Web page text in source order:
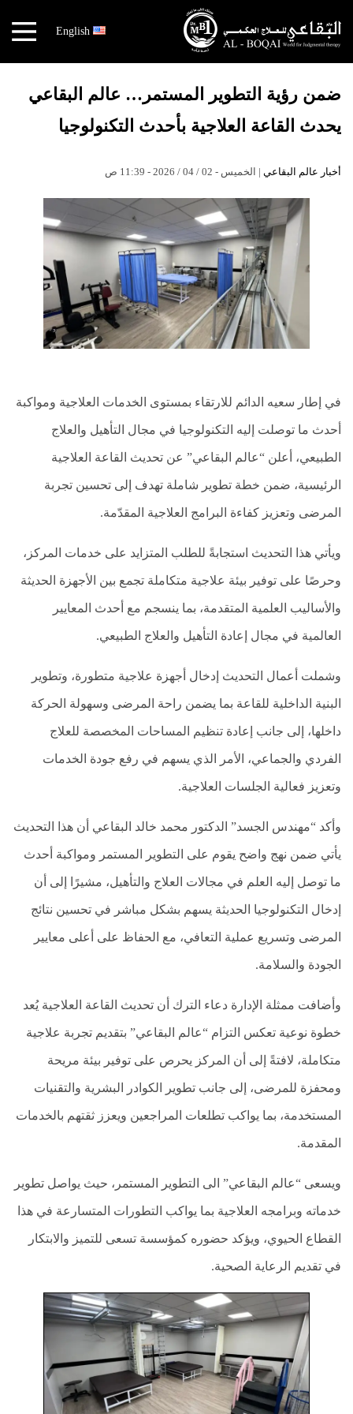
English ×
أخبار
البقاعي
الكتب
هندسة
قصص
نقص
الاكسجين
خلع
الولادة
بكل
أنواعها
تمزق
العضدية
الديسك
الصور
خدماتنا
من
السيرة
الذاتيه
البقاعي
اتصل
بنا
عالم
البقاعي
ضمن رؤية التطوير المستمر… عالم البقاعي
يحدث القاعة العلاجية بأحدث التكنولوجيا
أخبار عالم البقاعي | الخميس - 02 / 04 / 2026 - 11:39 ص
في إطار سعيه الدائم للارتقاء بمستوى الخدمات العلاجية ومواكبة
أحدث ما توصلت إليه التكنولوجيا في مجال التأهيل والعلاج
الطبيعي، أعلن “عالم البقاعي” عن تحديث القاعة العلاجية
الرئيسية، ضمن خطة تطوير شاملة تهدف إلى تحسين تجربة
المرضى وتعزيز كفاءة البرامج العلاجية المقدّمة.
ويأتي هذا التحديث استجابةً للطلب المتزايد على خدمات المركز،
وحرصًا على توفير بيئة علاجية متكاملة تجمع بين الأجهزة الحديثة
والأساليب العلمية المتقدمة، بما ينسجم مع أحدث المعايير
العالمية في مجال إعادة التأهيل والعلاج الطبيعي.
وشملت أعمال التحديث إدخال أجهزة علاجية متطورة، وتطوير
البنية الداخلية للقاعة بما يضمن راحة المرضى وسهولة الحركة
داخلها، إلى جانب إعادة تنظيم المساحات المخصصة للعلاج
الفردي والجماعي، الأمر الذي يسهم في رفع جودة الخدمات
وتعزيز فعالية الجلسات العلاجية.
وأكد “مهندس الجسد” الدكتور محمد خالد البقاعي أن هذا التحديث
يأتي ضمن نهج واضح يقوم على التطوير المستمر ومواكبة أحدث
ما توصل إليه العلم في مجالات العلاج والتأهيل، مشيرًا إلى أن
إدخال التكنولوجيا الحديثة يسهم بشكل مباشر في تحسين نتائج
المرضى وتسريع عملية التعافي، مع الحفاظ على أعلى معايير
الجودة والسلامة.
وأضافت ممثلة الإدارة دعاء الترك أن تحديث القاعة العلاجية يُعد
خطوة نوعية تعكس التزام “عالم البقاعي” بتقديم تجربة علاجية
متكاملة، لافتةً إلى أن المركز يحرص على توفير بيئة مريحة
ومحفزة للمرضى، إلى جانب تطوير الكوادر البشرية والتقنيات
المستخدمة، بما يواكب تطلعات المراجعين ويعزز ثقتهم بالخدمات
المقدمة.
ويسعى “عالم البقاعي” الى التطوير المستمر، حيث يواصل تطوير
خدماته وبرامجه العلاجية بما يواكب التطورات المتسارعة في هذا
القطاع الحيوي، ويؤكد حضوره كمؤسسة تسعى للتميز والابتكار
في تقديم الرعاية الصحية.